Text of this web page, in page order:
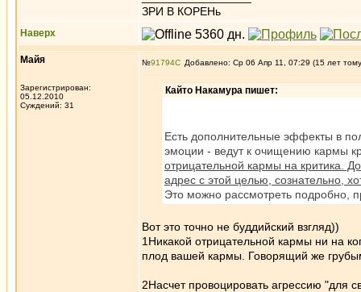
ЗРИ В КОРЕНь
Наверх
Майя
Зарегистрирован:
05.12.2010
Суждений: 31
№91794 Добавлено: Ср 06 Апр 11, 07:29 (15 лет
Кайто Накамура пишет:
Есть дополнительные эффекты в
эмоции - ведут к очищению кармы
отрицательной кармы на критика.
адрес с этой целью, сознательно,
Это можно рассмотреть подробно,
Вот это точно не буддийский взгляд))
1Никакой отрицательной кармы ни на
плод вашей кармы. Говорящий же
2Насчет провоцировать агрессию "для